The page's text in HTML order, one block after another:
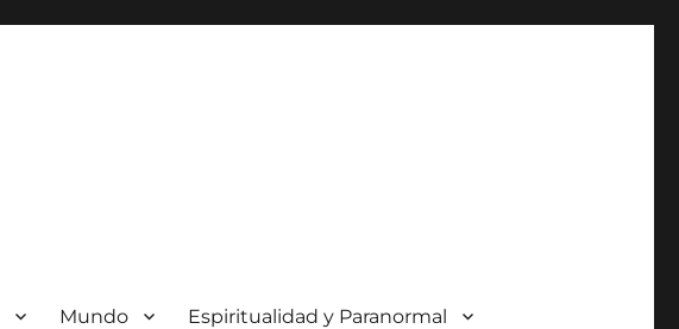
Mundo Espiritualidad y Paranormal